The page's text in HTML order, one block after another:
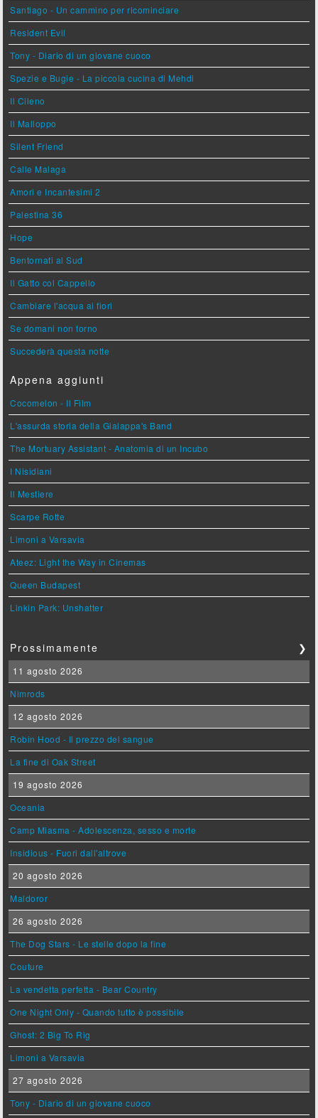
Santiago - Un cammino per ricominciare
Resident Evil
Tony - Diario di un giovane cuoco
Spezie e Bugie - La piccola cucina di Mehdi
Il Cileno
Il Malloppo
Silent Friend
Calle Malaga
Amori e Incantesimi 2
Palestina 36
Hope
Bentornati al Sud
Il Gatto col Cappello
Cambiare l'acqua ai fiori
Se domani non torno
Succederà questa notte
Appena aggiunti
Cocomelon - Il Film
L'assurda storia della Gialappa's Band
The Mortuary Assistant - Anatomia di un Incubo
I Nisidiani
Il Mestiere
Scarpe Rotte
Limoni a Varsavia
Ateez: Light the Way in Cinemas
Queen Budapest
Linkin Park: Unshatter
Prossimamente ❯
11 agosto 2026
Nimrods
12 agosto 2026
Robin Hood - Il prezzo del sangue
La fine di Oak Street
19 agosto 2026
Oceania
Camp Miasma - Adolescenza, sesso e morte
Insidious - Fuori dall'altrove
20 agosto 2026
Maldoror
26 agosto 2026
The Dog Stars - Le stelle dopo la fine
Couture
La vendetta perfetta - Bear Country
One Night Only - Quando tutto è possibile
Ghost: 2 Big To Rig
Limoni a Varsavia
27 agosto 2026
Tony - Diario di un giovane cuoco